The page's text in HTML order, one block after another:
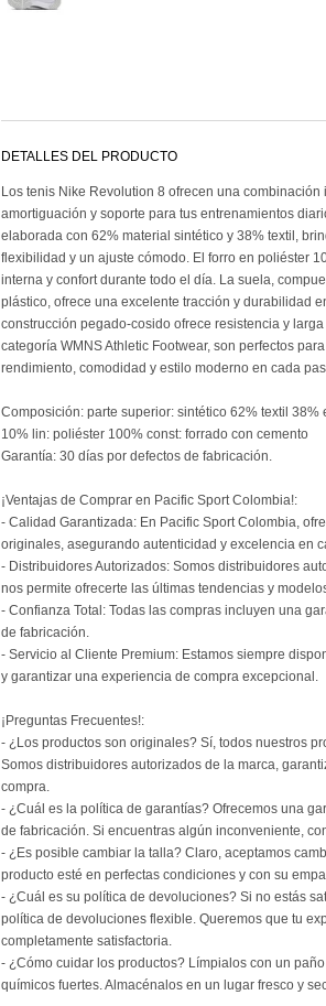
DETALLES DEL PRODUCTO
Los tenis Nike Revolution 8 ofrecen una
amortiguación y soporte para tus entrenamientos
elaborada con 62% material sintético y 38% textil,
flexibilidad y un ajuste cómodo. El forro en poliéster
interna y confort durante todo el día. La suela,
plástico, ofrece una excelente tracción y durabilidad
construcción pegado-cosido ofrece resistencia y
categoría WMNS Athletic Footwear, son perfectos
rendimiento, comodidad y estilo moderno en cada
Composición: parte superior: sintético 62% textil 38%
10% lin: poliéster 100% const: forrado con cemento
Garantía: 30 días por defectos de fabricación.
¡Ventajas de Comprar en Pacific Sport Colombia!:
- Calidad Garantizada: En Pacific Sport Colombia,
originales, asegurando autenticidad y excelencia en
- Distribuidores Autorizados: Somos distribuidores
nos permite ofrecerte las últimas tendencias y
- Confianza Total: Todas las compras incluyen una
de fabricación.
- Servicio al Cliente Premium: Estamos siempre
y garantizar una experiencia de compra excepcional.
¡Preguntas Frecuentes!:
- ¿Los productos son originales? Sí, todos nuestros
Somos distribuidores autorizados de la marca,
compra.
- ¿Cuál es la política de garantías? Ofrecemos una
de fabricación. Si encuentras algún inconveniente,
- ¿Es posible cambiar la talla? Claro, aceptamos
producto esté en perfectas condiciones y con su
- ¿Cuál es su política de devoluciones? Si no estás
política de devoluciones flexible. Queremos que tu
completamente satisfactoria.
- ¿Cómo cuidar los productos? Límpialos con un
químicos fuertes. Almacénalos en un lugar fresco y